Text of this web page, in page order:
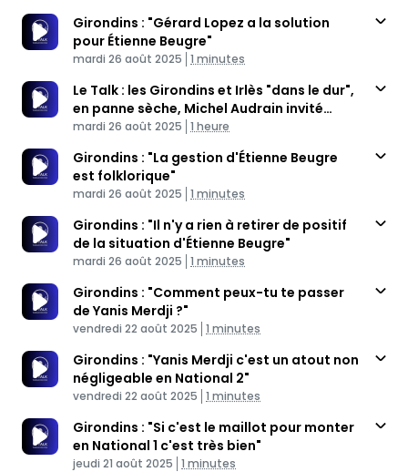
Girondins : "Gérard Lopez a la solution
pour Étienne Beugre"
Published At
mardi 26 août 2025 Time
1 minutes
Le Talk : les Girondins et Irlès "dans le dur",
en panne sèche, Michel Audrain invité
Voltigeurs
Published At
mardi 26 août 2025 Time
1 heure
Girondins : "La gestion d'Étienne Beugre
est folklorique"
Published At
mardi 26 août 2025 Time
1 minutes
Girondins : "Il n'y a rien à retirer de positif
de la situation d'Étienne Beugre"
Published At
mardi 26 août 2025 Time
1 minutes
Girondins : "Comment peux-tu te passer
de Yanis Merdji ?"
Published At
vendredi 22 août 2025 Time
1 minutes
Girondins : "Yanis Merdji c'est un atout non
négligeable en National 2"
Published At
vendredi 22 août 2025 Time
1 minutes
Girondins : "Si c'est le maillot pour monter
en National 1 c'est très bien"
Published At
jeudi 21 août 2025 Time
1 minutes